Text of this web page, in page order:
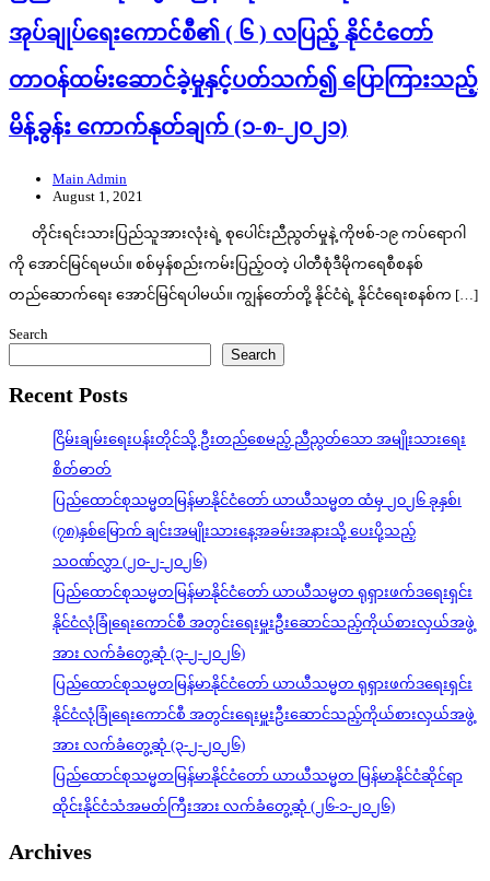
အုပ်ချုပ်ရေးကောင်စီ၏ ( ၆ ) လပြည့် နိုင်ငံတော်
တာဝန်ထမ်းဆောင်ခဲ့မှုနှင့်ပတ်သက်၍ ပြောကြားသည့်
မိန့်ခွန်း ကောက်နုတ်ချက် (၁-၈-၂၀၂၁)
Main Admin
August 1, 2021
တိုင်းရင်းသားပြည်သူအားလုံးရဲ့ စုပေါင်းညီညွတ်မှုနဲ့ ကိုဗစ်-၁၉ ကပ်ရောဂါ
ကို အောင်မြင်ရမယ်။ စစ်မှန်စည်းကမ်းပြည့်ဝတဲ့ ပါတီစုံဒီမိုကရေစီစနစ်
တည်ဆောက်ရေး အောင်မြင်ရပါမယ်။ ကျွန်တော်တို့ နိုင်ငံရဲ့ နိုင်ငံရေးစနစ်က […]
Search
Search
Recent Posts
ငြိမ်းချမ်းရေးပန်းတိုင်သို့ ဦးတည်စေမည့် ညီညွတ်သော အမျိုးသားရေး
စိတ်ဓာတ်
ပြည်ထောင်စုသမ္မတမြန်မာနိုင်ငံတော် ယာယီသမ္မတ ထံမှ ၂၀၂၆ ခုနှစ်၊
(၇၈)နှစ်မြောက် ချင်းအမျိုးသားနေ့အခမ်းအနားသို့ ပေးပို့သည့်
သဝဏ်လွှာ (၂၀-၂-၂၀၂၆)
ပြည်ထောင်စုသမ္မတမြန်မာနိုင်ငံတော် ယာယီသမ္မတ ရုရှားဖက်ဒရေးရှင်း
နိုင်ငံလုံခြုံရေးကောင်စီ အတွင်းရေးမှူးဦးဆောင်သည့်ကိုယ်စားလှယ်အဖွဲ့
အား လက်ခံတွေ့ဆုံ (၃-၂-၂၀၂၆)
ပြည်ထောင်စုသမ္မတမြန်မာနိုင်ငံတော် ယာယီသမ္မတ ရုရှားဖက်ဒရေးရှင်း
နိုင်ငံလုံခြုံရေးကောင်စီ အတွင်းရေးမှူးဦးဆောင်သည့်ကိုယ်စားလှယ်အဖွဲ့
အား လက်ခံတွေ့ဆုံ (၃-၂-၂၀၂၆)
ပြည်ထောင်စုသမ္မတမြန်မာနိုင်ငံတော် ယာယီသမ္မတ မြန်မာနိုင်ငံဆိုင်ရာ
ထိုင်းနိုင်ငံသံအမတ်ကြီးအား လက်ခံတွေ့ဆုံ (၂၆-၁-၂၀၂၆)
Archives